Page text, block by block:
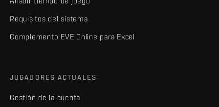
Requisitos del sistema
Complemento EVE Online para Excel
JUGADORES ACTUALES
Gestión de la cuenta